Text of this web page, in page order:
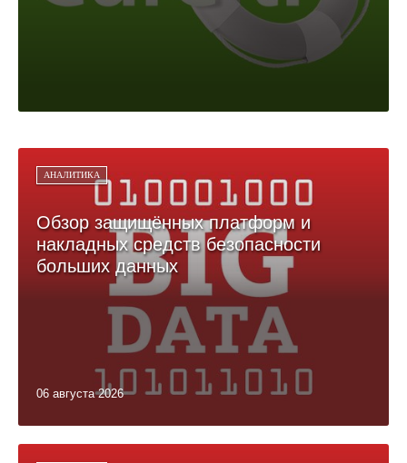
АНАЛИТИКА
Обзор защищённых платформ и
накладных средств безопасности
больших данных
06 августа 2026